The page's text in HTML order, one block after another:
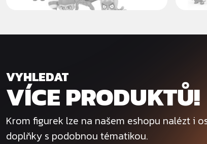
VYHLEDAT
VÍCE PRODUKTŮ!
Krom figurek lze na našem eshopu nalézt i
doplňky s podobnou tématikou.